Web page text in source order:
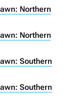
Northern
Northern
Southern
Southern